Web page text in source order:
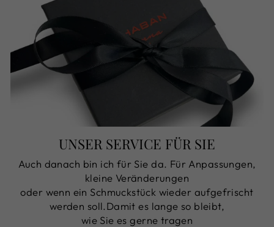
UNSER SERVICE FÜR SIE
Auch danach bin ich für Sie da. Für Anpassungen,
kleine Veränderungen
oder wenn ein Schmuckstück wieder aufgefrischt
werden soll.Damit es lange so bleibt,
wie Sie es gerne tragen